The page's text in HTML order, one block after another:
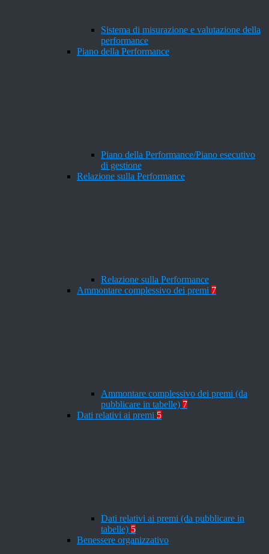
Sistema di misurazione e valutazione della
performance
Piano della Performance
Piano della Performance/Piano esecutivo
di gestione
Relazione sulla Performance
Relazione sulla Performance
Ammontare complessivo dei premi 7
Ammontare complessivo dei premi (da
pubblicare in tabelle) 7
Dati relativi ai premi 5
Dati relativi ai premi (da pubblicare in
tabelle) 5
Benessere organizzativo